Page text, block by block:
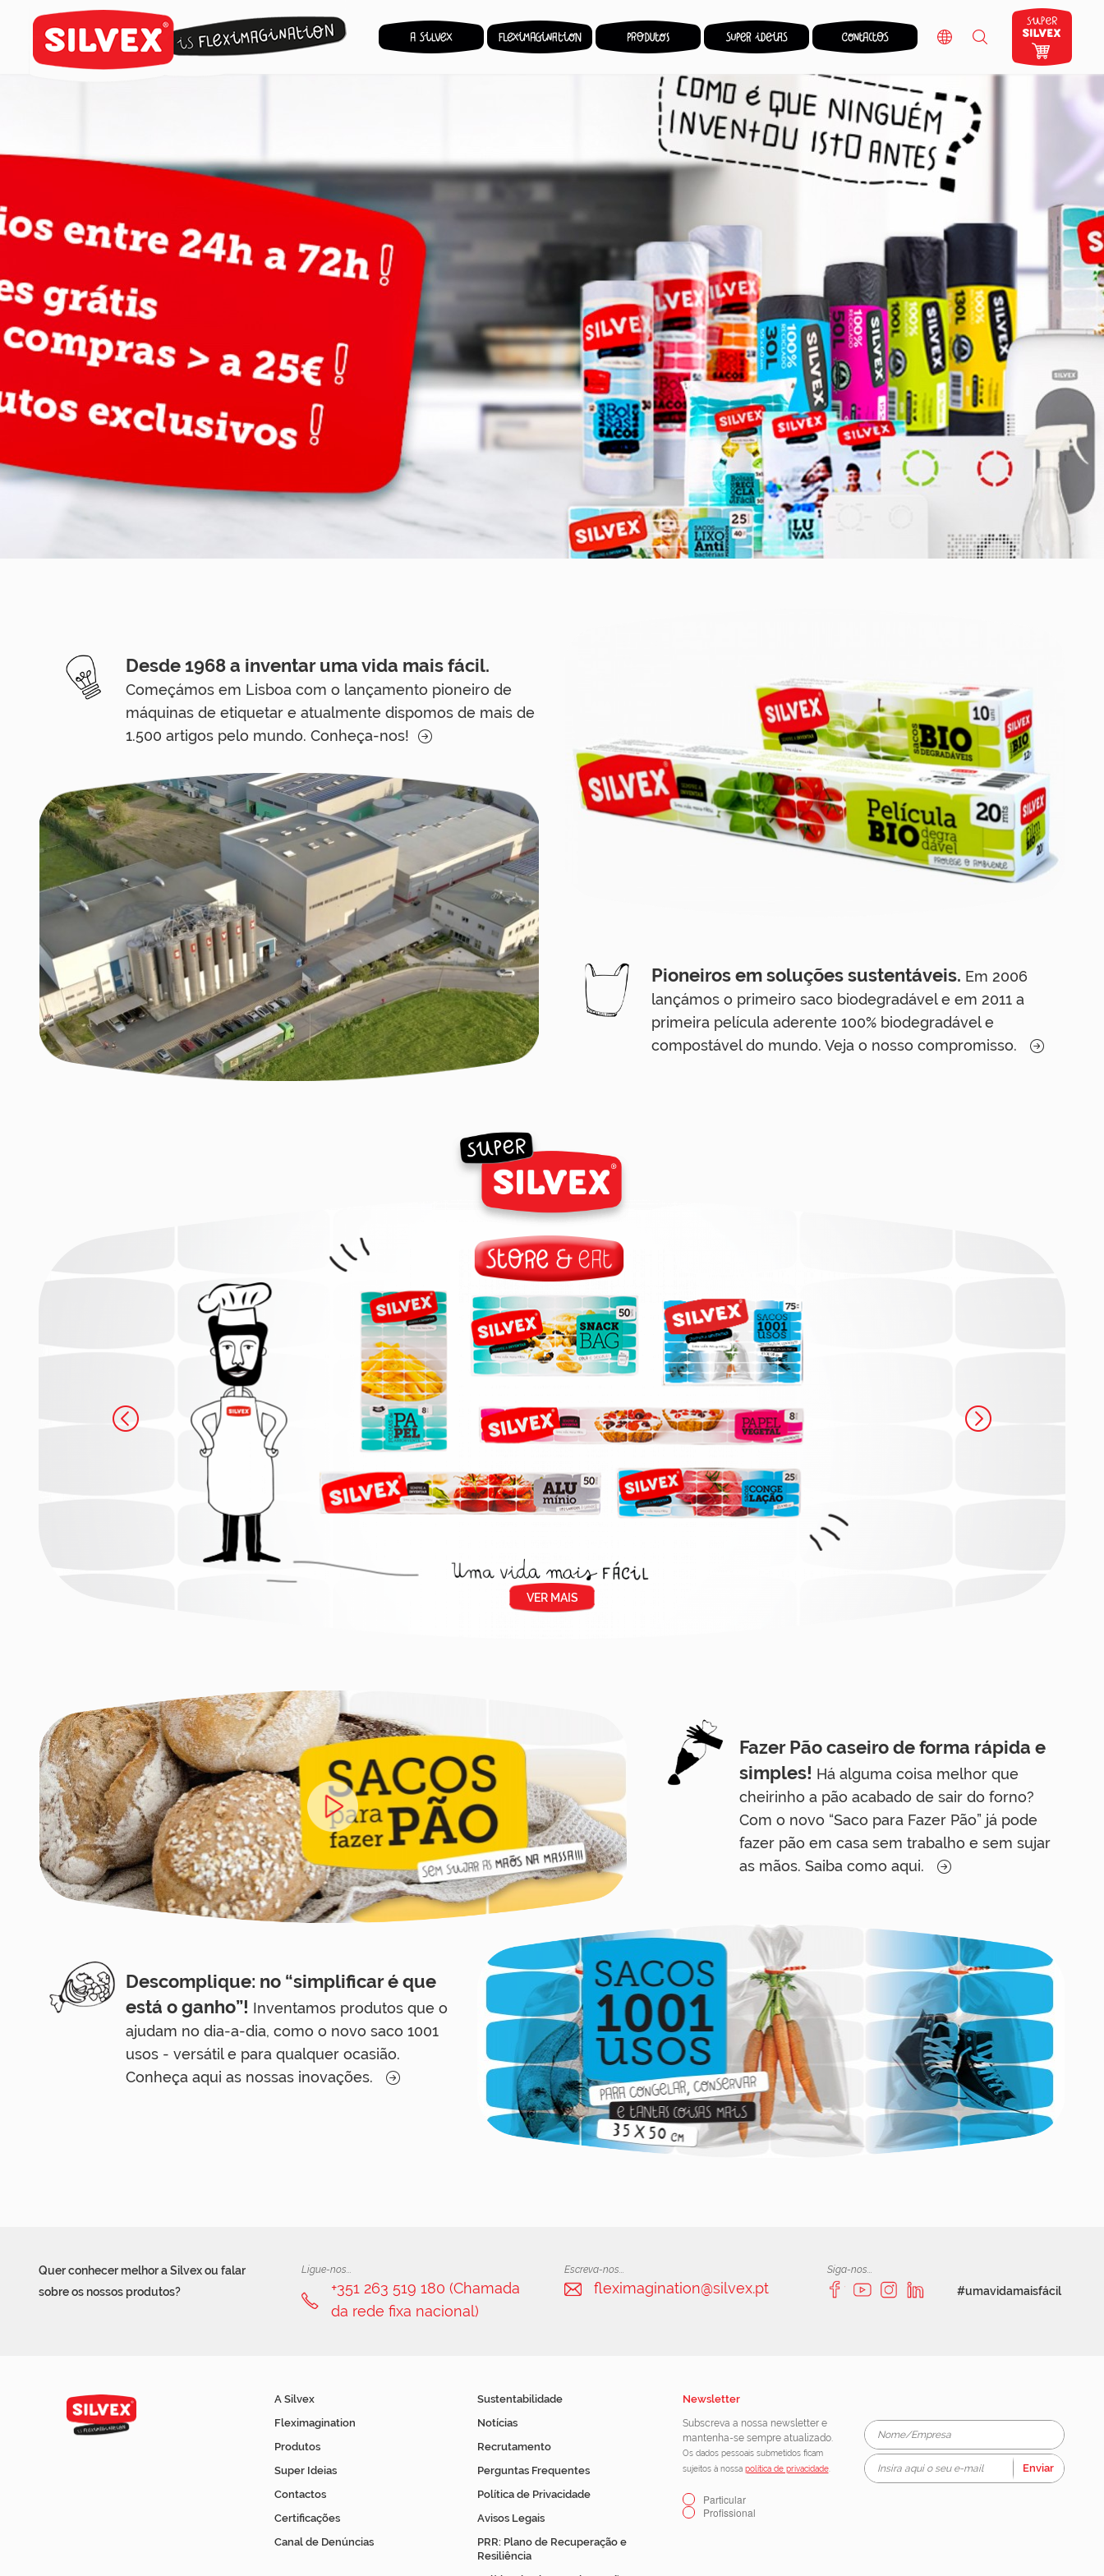
Desde 1968 a inventar uma vida mais fácil.
Começámos em Lisboa com o lançamento pioneiro de
máquinas de etiquetar e atualmente dispomos de mais de
1.500 artigos pelo mundo. Conheça-nos!
Pioneiros em soluções sustentáveis. Em 2006
lançámos o primeiro saco biodegradável e em 2011 a
primeira película aderente 100% biodegradável e
compostável do mundo. Veja o nosso compromisso.
VER MAIS
Fazer Pão caseiro de forma rápida e
simples! Há alguma coisa melhor que
cheirinho a pão acabado de sair do forno?
Com o novo “Saco para Fazer Pão” já pode
fazer pão em casa sem trabalho e sem sujar
as mãos. Saiba como aqui.
Descomplique: no “simplificar é que
está o ganho”! Inventamos produtos que o
ajudam no dia-a-dia, como o novo saco 1001
usos - versátil e para qualquer ocasião.
Conheça aqui as nossas inovações.
Quer conhecer melhor a Silvex ou falar
sobre os nossos produtos?
Ligue-nos...
+351 263 519 180 (Chamada
da rede fixa nacional)
Escreva-nos...
fleximagination@silvex.pt
Siga-nos...
#umavidamaisfácil
A Silvex
Fleximagination
Produtos
Super Ideias
Contactos
Certificações
Canal de Denúncias
Sustentabilidade
Notícias
Recrutamento
Perguntas Frequentes
Política de Privacidade
Avisos Legais
PRR: Plano de Recuperação e
Resiliência
Newsletter
Subscreva a nossa newsletter e
mantenha-se sempre atualizado.
Os dados pessoais submetidos ficam
sujeitos à nossa política de privacidade.
Particular
Profissional
Enviar